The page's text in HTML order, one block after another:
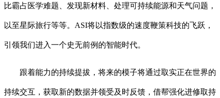
比霸占医学难题、发现新材料、处理可持续能源和天气问题，
以至星际旅行等等。ASI将以指数级的速度鞭策科技的飞跃，
引领我们进入一个史无前例的智能时代。
跟着能力的持续提拔，将来的模子将通过取实正在世界的
持续交互，获取新的数据并领受及时反馈，借帮强化进修取持